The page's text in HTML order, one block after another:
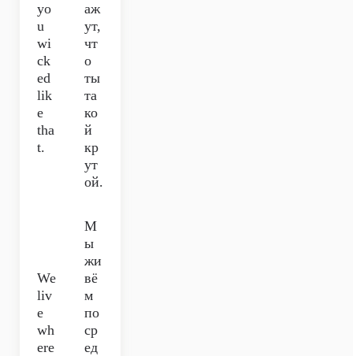
yo
u
wi
ck
ed
lik
e
tha
t.
аж
ут,
чт
о
ты
та
ко
й
кр
ут
ой.
We
liv
e
wh
ere
М
ы
жи
вё
м
по
ср
ед